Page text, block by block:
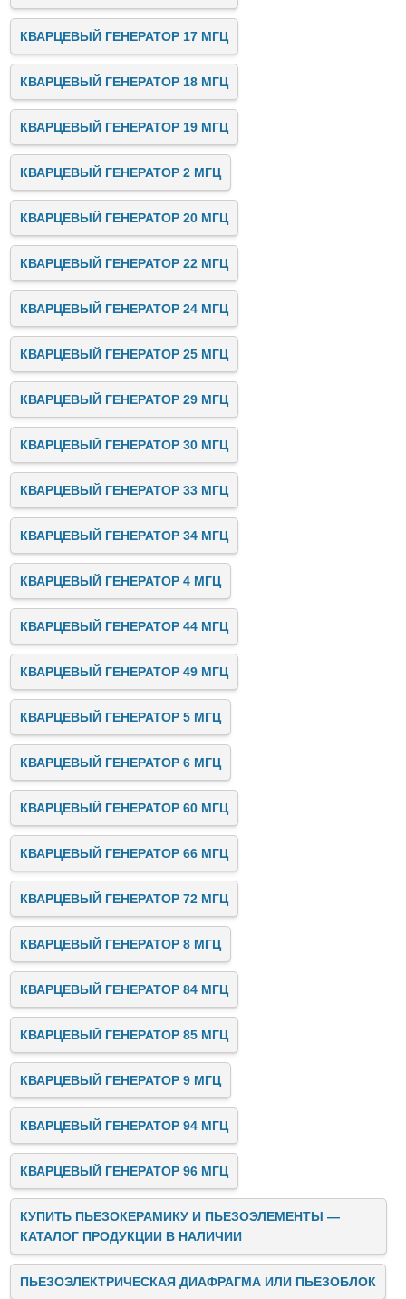
КВАРЦЕВЫЙ ГЕНЕРАТОР 17 МГЦ
КВАРЦЕВЫЙ ГЕНЕРАТОР 18 МГЦ
КВАРЦЕВЫЙ ГЕНЕРАТОР 19 МГЦ
КВАРЦЕВЫЙ ГЕНЕРАТОР 2 МГЦ
КВАРЦЕВЫЙ ГЕНЕРАТОР 20 МГЦ
КВАРЦЕВЫЙ ГЕНЕРАТОР 22 МГЦ
КВАРЦЕВЫЙ ГЕНЕРАТОР 24 МГЦ
КВАРЦЕВЫЙ ГЕНЕРАТОР 25 МГЦ
КВАРЦЕВЫЙ ГЕНЕРАТОР 29 МГЦ
КВАРЦЕВЫЙ ГЕНЕРАТОР 30 МГЦ
КВАРЦЕВЫЙ ГЕНЕРАТОР 33 МГЦ
КВАРЦЕВЫЙ ГЕНЕРАТОР 34 МГЦ
КВАРЦЕВЫЙ ГЕНЕРАТОР 4 МГЦ
КВАРЦЕВЫЙ ГЕНЕРАТОР 44 МГЦ
КВАРЦЕВЫЙ ГЕНЕРАТОР 49 МГЦ
КВАРЦЕВЫЙ ГЕНЕРАТОР 5 МГЦ
КВАРЦЕВЫЙ ГЕНЕРАТОР 6 МГЦ
КВАРЦЕВЫЙ ГЕНЕРАТОР 60 МГЦ
КВАРЦЕВЫЙ ГЕНЕРАТОР 66 МГЦ
КВАРЦЕВЫЙ ГЕНЕРАТОР 72 МГЦ
КВАРЦЕВЫЙ ГЕНЕРАТОР 8 МГЦ
КВАРЦЕВЫЙ ГЕНЕРАТОР 84 МГЦ
КВАРЦЕВЫЙ ГЕНЕРАТОР 85 МГЦ
КВАРЦЕВЫЙ ГЕНЕРАТОР 9 МГЦ
КВАРЦЕВЫЙ ГЕНЕРАТОР 94 МГЦ
КВАРЦЕВЫЙ ГЕНЕРАТОР 96 МГЦ
КУПИТЬ ПЬЕЗОКЕРАМИКУ И ПЬЕЗОЭЛЕМЕНТЫ —
КАТАЛОГ ПРОДУКЦИИ В НАЛИЧИИ
ПЬЕЗОЭЛЕКТРИЧЕСКАЯ ДИАФРАГМА ИЛИ ПЬЕЗОБЛОК